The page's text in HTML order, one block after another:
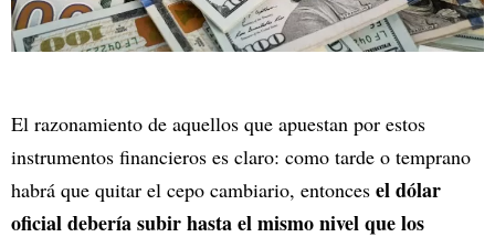
El razonamiento de aquellos que apuestan por estos
instrumentos financieros es claro: como tarde o temprano
habrá que quitar el cepo cambiario, entonces el dólar
oficial debería subir hasta el mismo nivel que los